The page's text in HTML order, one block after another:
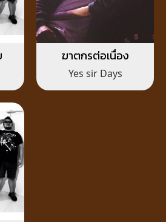
ฆาตกรต่อเนื่อง
Yes sir Days